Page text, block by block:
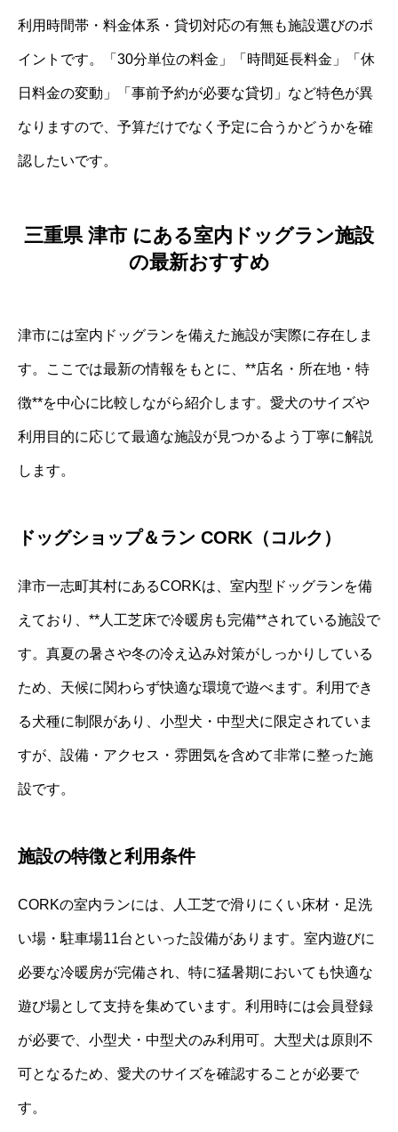
利用時間帯・料金体系・貸切対応の有無も施設選びのポ
イントです。「30分単位の料金」「時間延長料金」「休
日料金の変動」「事前予約が必要な貸切」など特色が異
なりますので、予算だけでなく予定に合うかどうかを確
認したいです。
三重県 津市 にある室内ドッグラン施設
の最新おすすめ
津市には室内ドッグランを備えた施設が実際に存在しま
す。ここでは最新の情報をもとに、**店名・所在地・特
徴**を中心に比較しながら紹介します。愛犬のサイズや
利用目的に応じて最適な施設が見つかるよう丁寧に解説
します。
ドッグショップ＆ラン CORK（コルク）
津市一志町其村にあるCORKは、室内型ドッグランを備
えており、**人工芝床で冷暖房も完備**されている施設で
す。真夏の暑さや冬の冷え込み対策がしっかりしている
ため、天候に関わらず快適な環境で遊べます。利用でき
る犬種に制限があり、小型犬・中型犬に限定されていま
すが、設備・アクセス・雰囲気を含めて非常に整った施
設です。
施設の特徴と利用条件
CORKの室内ランには、人工芝で滑りにくい床材・足洗
い場・駐車場11台といった設備があります。室内遊びに
必要な冷暖房が完備され、特に猛暑期においても快適な
遊び場として支持を集めています。利用時には会員登録
が必要で、小型犬・中型犬のみ利用可。大型犬は原則不
可となるため、愛犬のサイズを確認することが必要で
す。